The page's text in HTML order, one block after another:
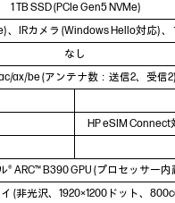
1 TB SSD (PCIe Gen5 NVMe)
、IRカメラ (Windows Hello対応)
なし
ax/be (アンテナ数：送信2、受信
HP eSIM
® ARC™ B390 GPU (プロセッサー内
(非光沢、1920×1200ドット、